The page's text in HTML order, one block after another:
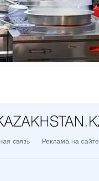
связь Реклама на сайте